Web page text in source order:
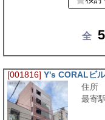
全 5
[001816] Y's CORALビル
住所
最寄